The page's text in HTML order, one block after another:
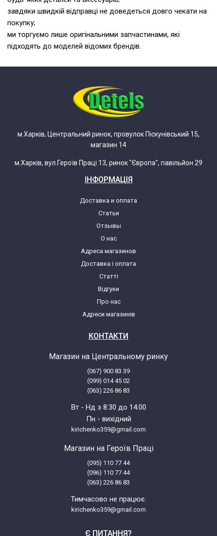
завдяки швидкій відправці не доведеться довго чекати на
покупку;
ми торгуємо лише оригінальними запчастинами, які
підходять до моделей відомих брендів.
м.Харків, Центральний ринок, провулок Піскунівський 15,
магазин 14
м.Харків, вул.Героїв Праці 13, ринок "Європа", павільйон 29
ІНФОРМАЦІЯ
Доставка и оплата
Статьи
Отзывы
О нас
Адреса магазинов
Доставка і оплата
Статті
Відгуки
Про нас
Адреси магазинів
КОНТАКТИ
Магазин на Центральному ринку
(067) 900 83 39
(099) 014 45 02
(063) 226 86 83
Вт - Нд з 8:30 до 14:00
Пн - вихідний
kirichenko359@gmail.com
Магазин на Героїв Праці
(095) 110 77 44
(096) 110 77 44
(063) 226 86 83
Тимчасово не працює.
kirichenko359@gmail.com
Є ПИТАННЯ?